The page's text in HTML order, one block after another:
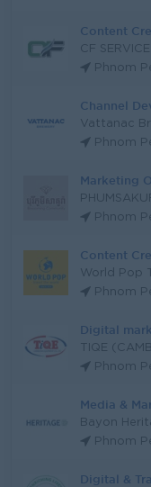
Content
CF
Phnom
Channel
Vattanac
Phnom
Marketing
Phnom
Content
World Pop
Phnom
Digital
TIQE
Phnom
Media &
Bayon
Phnom
Digital &